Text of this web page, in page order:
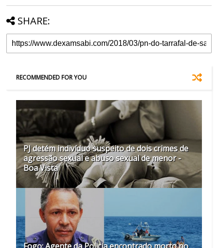
SHARE:
RECOMMENDED FOR YOU
PJ detém indivíduo suspeito de dois crimes de
agressão sexual e abuso sexual de menor -
Boa Vista